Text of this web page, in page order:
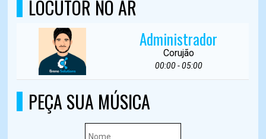
LOCUTOR NO AR
Administrador
Corujão
00:00 - 05:00
PEÇA SUA MÚSICA